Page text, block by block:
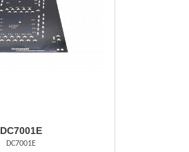
DC7001E
DC7001E